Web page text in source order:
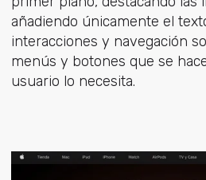
añadiendo únicamente el
interacciones y navegación
menús y botones que se
usuario lo necesita.